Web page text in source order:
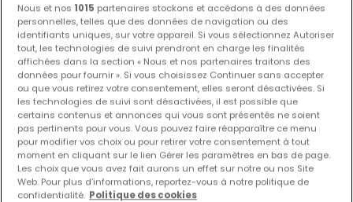
Les nouvelles annonces et baisses de prix en
avant première !
Activez une alerte sur cette recherche pour recevoir les
nouveaux biens ainsi que les changements de prix dans
votre boite email !
Créez une alerte
Nous et nos 1015 partenaires stockons et accédons à des données
personnelles, telles que des données de navigation ou des
identifiants uniques, sur votre appareil. Si vous sélectionnez Autoriser
tout, les technologies de suivi prendront en charge les finalités
affichées dans la section « Nous et nos partenaires traitons des
données pour fournir ». Si vous choisissez Continuer sans accepter
ou que vous retirez votre consentement, elles seront désactivées. Si
les technologies de suivi sont désactivées, il est possible que
certains contenus et annonces qui vous sont présentés ne soient
pas pertinents pour vous. Vous pouvez faire réapparaître ce menu
pour modifier vos choix ou pour retirer votre consentement à tout
moment en cliquant sur le lien Gérer les paramètres en bas de page.
Les choix que vous avez fait aurons un effet sur notre ou nos Site
Web. Pour plus d’informations, reportez-vous à notre politique de
confidentialité. Politique des cookies